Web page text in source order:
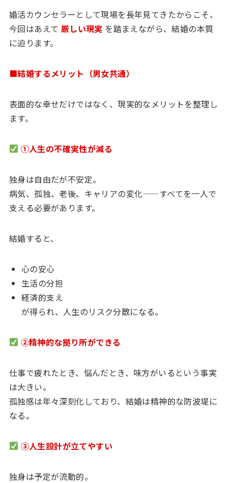
婚活カウンセラーとして現場を長年見てきたからこそ、
今回はあえて 厳しい現実 を踏まえながら、結婚の本質
に迫ります。
■結婚するメリット（男女共通）
表面的な幸せだけではなく、現実的なメリットを整理し
ます。
①人生の不確実性が減る
独身は自由だが不安定。
病気、孤独、老後、キャリアの変化——すべてを一人で
支える必要があります。
結婚すると、
心の安心
生活の分担
経済的支え
が得られ、人生のリスク分散になる。
②精神的な拠り所ができる
仕事で疲れたとき、悩んだとき、味方がいるという事実
は大きい。
孤独感は年々深刻化しており、結婚は精神的な防波堤に
なる。
③人生設計が立てやすい
独身は予定が流動的。